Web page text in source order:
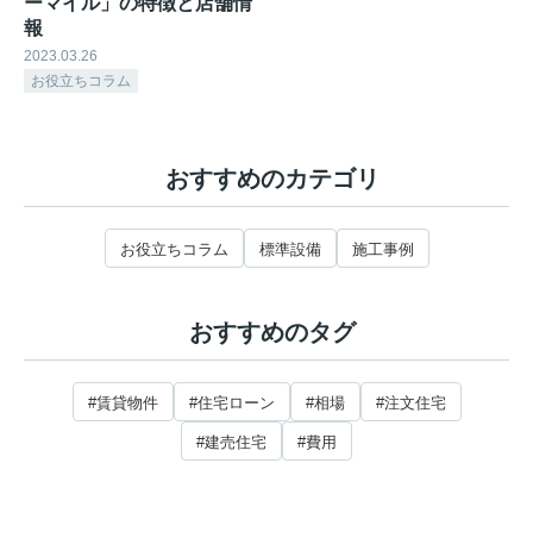
報
2023.03.26
お役立ちコラム
おすすめのカテゴリ
お役立ちコラム 標準設備 施工事例
おすすめのタグ
#賃貸物件 #住宅ローン #相場 #注文住宅
#建売住宅 #費用